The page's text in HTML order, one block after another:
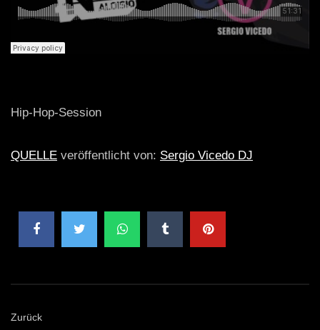
Hip-Hop-Session
QUELLE veröffentlicht von: Sergio Vicedo DJ
Zurück